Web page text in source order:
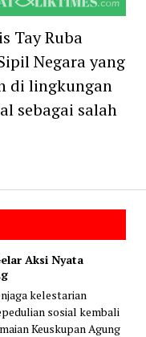
Aksi Nyata
kelestarian
sosial kembali
Keuskupan Agung
Tay Ruba
Negara yang
di lingkungan
sebagai salah